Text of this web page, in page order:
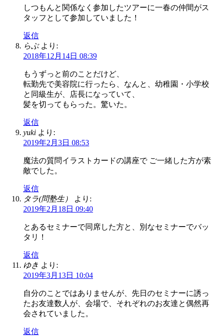
しつもんと関係なく参加したツアーに一春の仲間がス
タッフとして参加していました！
返信
らぶ より:
2018年12月14日 08:39
もうずっと前のことだけど、
転勤先で美容院に行ったら、なんと、幼稚園・小学校
と同級生が、店長になっていて、
髪を切ってもらった。驚いた。
返信
yuki より:
2019年2月3日 08:53
魔法の質問イラストカードの講座で ご一緒した方が素
敵でした。
返信
タラ(問塾生）
より:
2019年2月18日 09:40
とあるセミナーで同席した方と、別なセミナーでバッ
タリ！
返信
ゆき より:
2019年3月13日 10:04
自分のことではありませんが、先日のセミナーに誘っ
たお友達数人が、会場で、それぞれのお友達と偶然再
会されていました。
返信